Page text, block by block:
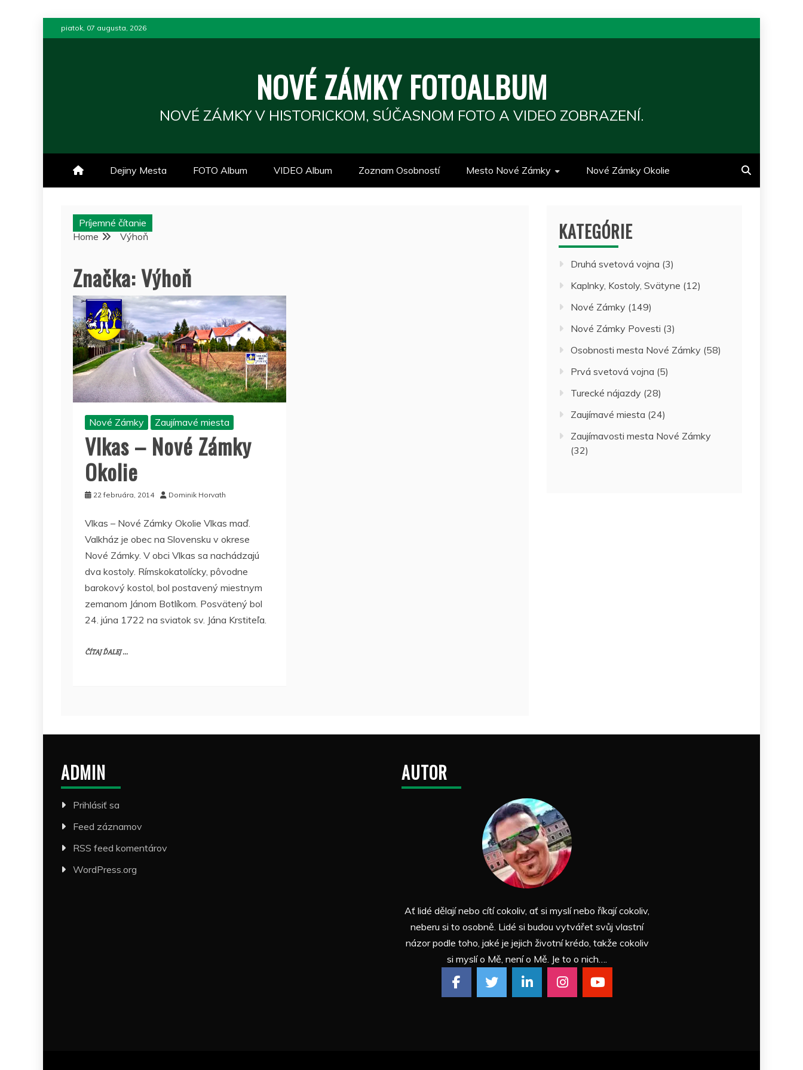
to
piatok, 07 augusta, 2026
NOVÉ ZÁMKY FOTOALBUM
NOVÉ ZÁMKY V HISTORICKOM, SÚČASNOM FOTO A VIDEO ZOBRAZENÍ.
Dejiny Mesta FOTO Album VIDEO Album Zoznam Osobností Mesto Nové Zámky Nové Zámky Okolie
Príjemné čítanie
Home
Výhoň
Značka:Výhoň
Nové Zámky Zaujímavé miesta
Vlkas – Nové Zámky
Okolie
22 februára, 2014 Dominik Horvath
Vlkas – Nové Zámky Okolie Vlkas maď.
Valkház je obec na Slovensku v okrese
Nové Zámky. V obci Vlkas sa nachádzajú
dva kostoly. Rímskokatolícky, pôvodne
barokový kostol, bol postavený miestnym
zemanom Jánom Botlíkom. Posvätený bol
24. júna 1722 na sviatok sv. Jána Krstiteľa.
ČÍTAJ ĎALEJ ...
KATEGÓRIE
Druhá svetová vojna (3)
Kaplnky, Kostoly, Svätyne (12)
Nové Zámky (149)
Nové Zámky Povesti (3)
Osobnosti mesta Nové Zámky (58)
Prvá svetová vojna (5)
Turecké nájazdy (28)
Zaujímavé miesta (24)
Zaujímavosti mesta Nové Zámky
(32)
ADMIN
Prihlásiť sa
Feed záznamov
RSS feed komentárov
WordPress.org
AUTOR
Ať lidé dělají nebo cítí cokoliv, ať si myslí nebo říkají cokoliv,
neberu si to osobně. Lidé si budou vytvářet svůj vlastní
názor podle toho, jaké je jejich životní krédo, takže cokoliv
si myslí o Mě, není o Mě. Je to o nich….